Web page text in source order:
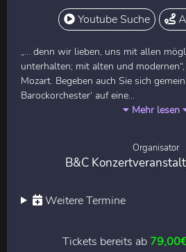
Youtube Suche
„… denn wir lieben, uns mit allen
unterhalten; mit alten und
Mozart. Begeben auch Sie sich
Barockorchester‘ auf eine...
Mehr lesen
Organisator
B&C
Weitere Termine
Tickets bereits ab